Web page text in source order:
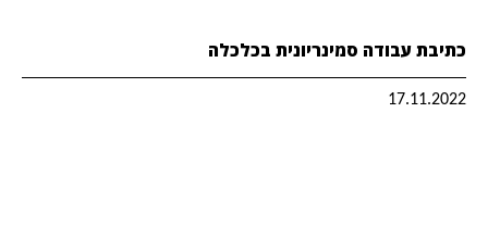
כתיבת עבודה סמינריונית בכלכלה
17.11.2022